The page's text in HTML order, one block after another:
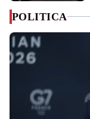
POLITICA